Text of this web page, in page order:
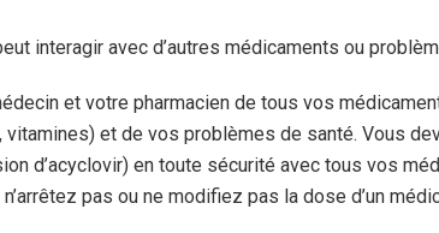
interagir avec d’autres médicaments ou
et votre pharmacien de tous vos
vitamines) et de vos problèmes de santé. Vous
d’acyclovir) en toute sécurité avec tous vos
pas ou ne modifiez pas la dose d’un